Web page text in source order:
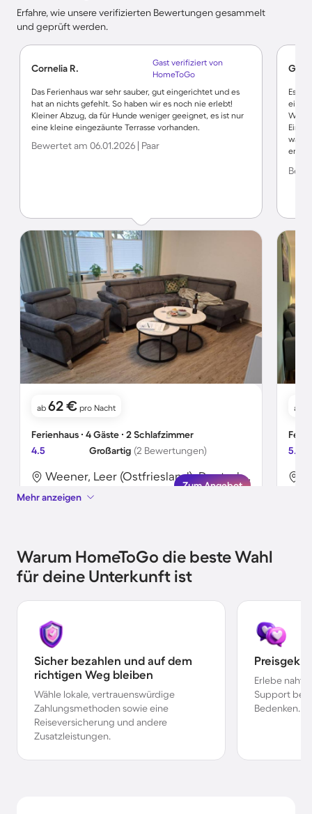
Erfahre, wie unsere verifizierten Bewertungen gesammelt
und geprüft werden.
Cornelia R.
Gast verifiziert von
HomeToGo
Das Ferienhaus war sehr sauber, gut eingerichtet und es
hat an nichts gefehlt. So haben wir es noch nie erlebt!
Kleiner Abzug, da für Hunde weniger geeignet, es ist nur
eine kleine eingezäunte Terrasse vorhanden.
Bewertet am 06.01.2026 | Paar
ab 62 € pro Nacht
Ferienhaus ∙ 4 Gäste ∙ 2 Schlafzimmer
4.5
Großartig (2 Bewertungen)
Weener, Leer (Ostfriesland), Deutschland
Zum Angebot
Es
war
ab
5.0
Mehr anzeigen
Warum HomeToGo die beste Wahl
für deine Unterkunft ist
Sicher bezahlen und auf dem
richtigen Weg bleiben
Wähle lokale, vertrauenswürdige
Zahlungsmethoden sowie eine
Reiseversicherung und andere
Zusatzleistungen.
Erlebe
Support bei
Bedenken.